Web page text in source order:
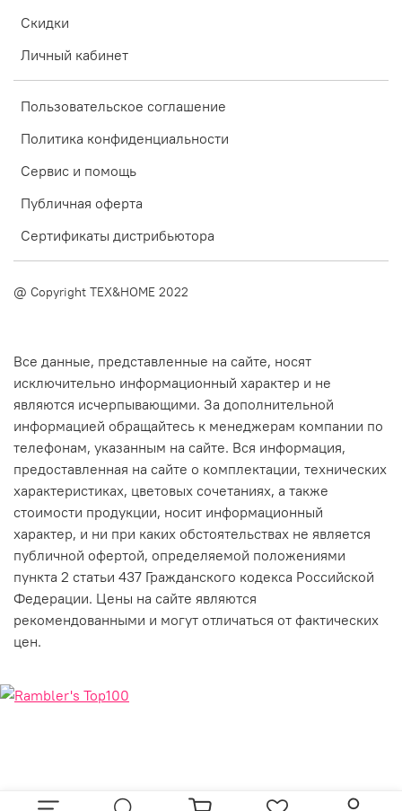
Скидки
Личный кабинет
Пользовательское соглашение
Политика конфиденциальности
Сервис и помощь
Публичная оферта
Сертификаты дистрибьютора
@ Copyright TEX&HOME 2022
Все данные, представленные на сайте, носят
исключительно информационный характер и не
являются исчерпывающими. За дополнительной
информацией обращайтесь к менеджерам компании по
телефонам, указанным на сайте. Вся информация,
предоставленная на сайте о комплектации, технических
характеристиках, цветовых сочетаниях, а также
стоимости продукции, носит информационный
характер, и ни при каких обстоятельствах не является
публичной офертой, определяемой положениями
пункта 2 статьи 437 Гражданского кодекса Российской
Федерации. Цены на сайте являются
рекомендованными и могут отличаться от фактических
цен.